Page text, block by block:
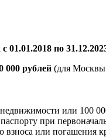
по
000 рублей (для Москвы
или 100
при
взноса или погашения